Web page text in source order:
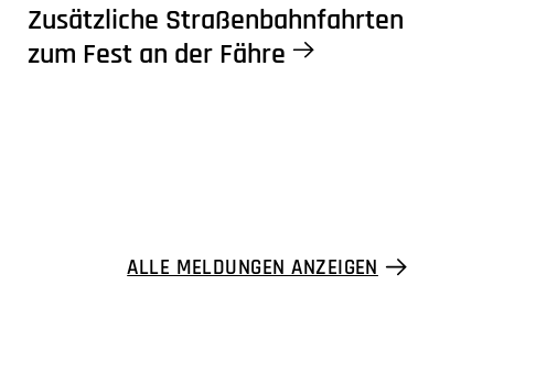
Zusätzliche Straßenbahnfahrten
zum Fest an der Fähre
ALLE MELDUNGEN ANZEIGEN